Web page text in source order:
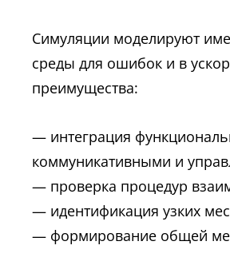
Симуляции моделируют
среды для ошибок и в
преимущества:
— интеграция
коммуникативными и
— проверка процедур
— идентификация узких
— формирование общей